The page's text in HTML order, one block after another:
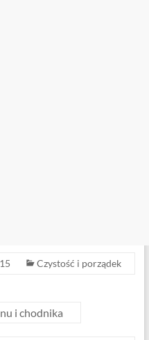
Czystość i porządek
i chodnika